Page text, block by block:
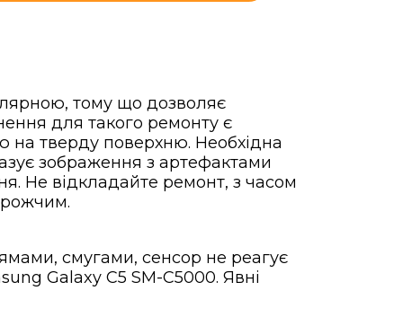
тому що дозволяє
для такого ремонту є
на тверду поверхню. Необхідна
зображення з артефактами
Не відкладайте ремонт, з часом
смугами, сенсор не реагує
Galaxy C5 SM-C5000. Явні